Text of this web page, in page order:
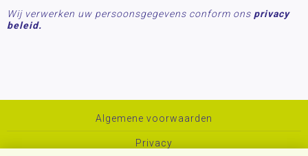
Wij verwerken uw persoonsgegevens conform ons privacy
beleid.
Algemene voorwaarden
Privacy